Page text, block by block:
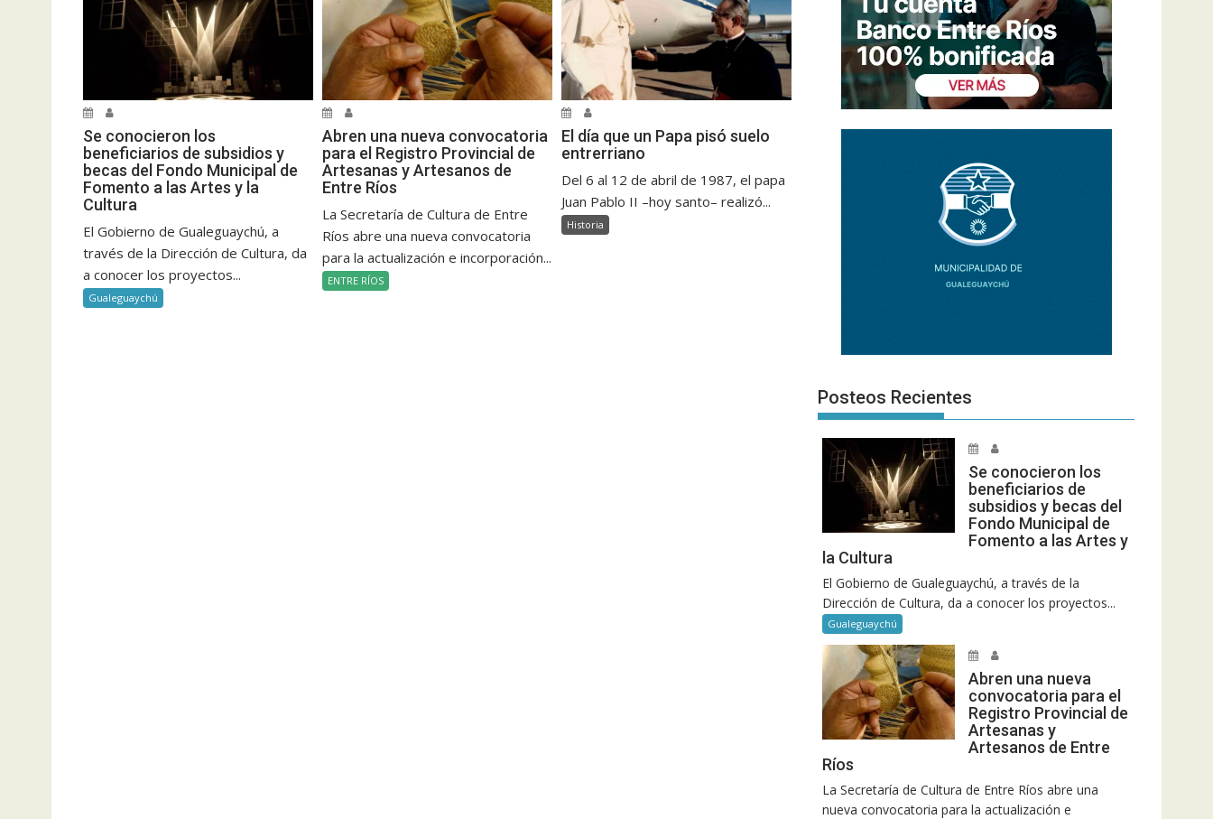
Se conocieron los
beneficiarios de subsidios y
becas del Fondo Municipal de
Fomento a las Artes y la
Cultura
El Gobierno de Gualeguaychú, a
través de la Dirección de Cultura, da
a conocer los proyectos...
Gualeguaychú
Abren una nueva convocatoria
para el Registro Provincial de
Artesanas y Artesanos de
Entre Ríos
La Secretaría de Cultura de Entre
Ríos abre una nueva convocatoria
para la actualización e incorporación...
ENTRE RÍOS
El día que un Papa pisó suelo
entrerriano
Del 6 al 12 de abril de 1987, el papa
Juan Pablo II –hoy santo– realizó...
Historia
Posteos Recientes
Se conocieron los
beneficiarios de
subsidios y becas del
Fondo Municipal de
Fomento a las Artes y
la Cultura
El Gobierno de Gualeguaychú, a través de la
Dirección de Cultura, da a conocer los proyectos...
Gualeguaychú
Abren una nueva
convocatoria para el
Registro Provincial de
Artesanas y
Artesanos de Entre
Ríos
La Secretaría de Cultura de Entre Ríos abre una
nueva convocatoria para la actualización e